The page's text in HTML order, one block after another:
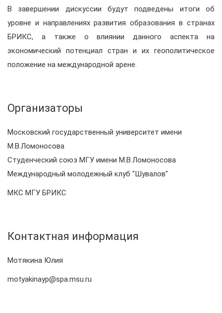
В завершении дискуссии будут подведены итоги об
уровне и направлениях развития образования в странах
БРИКС, а также о влиянии данного аспекта на
экономический потенциал стран и их геополитическое
положение на международной арене.
Организаторы
Московский государственный университет имени
М.В.Ломоносова
Студенческий союз МГУ имени М.В.Ломоносова
Международный молодежный клуб "Шувалов"
МКС МГУ БРИКС
Контактная информация
Мотякина Юлия
motyakinayp@spa.msu.ru